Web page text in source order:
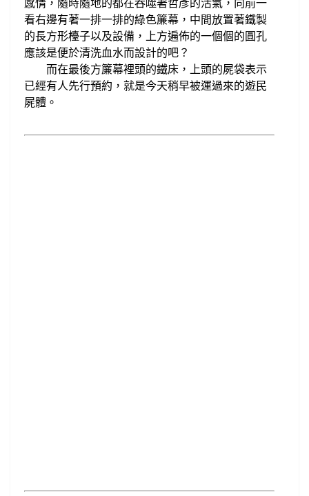
，
看右邊有著一排一排的綠色簾幕，中間放置著鐵製
的長方形檯子以及設備 ， 上方遍佈的一個個的圓孔
應該是便於清洗血水而設計的吧？
而在最後方簾幕裡頭的鐵床 ，上頭的屍袋表示
已經有人先行預約，就是今天稍早被運過來的遊民
屍體。